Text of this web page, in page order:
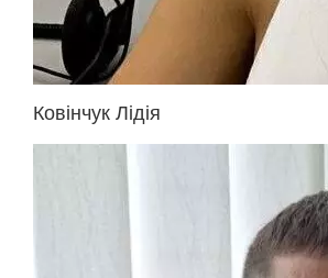
Ковінчук Лідія